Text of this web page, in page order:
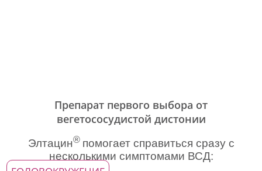
Препарат первого выбора от
вегетососудистой дистонии
Элтацин® помогает справиться сразу с
несколькими симптомами ВСД: